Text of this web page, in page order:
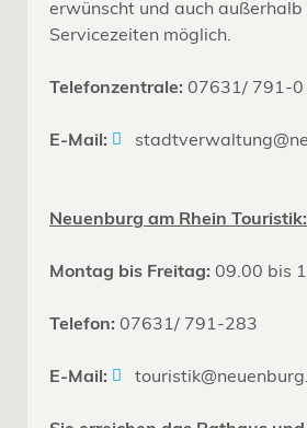
erwünscht und auch außerhalb
Servicezeiten möglich.
Telefonzentrale: 07631/ 791-0
E-Mail:
Neuenburg am Rhein Touristik:
Montag bis Freitag: 09.00 bis
Telefon: 07631/ 791-283
E-Mail: